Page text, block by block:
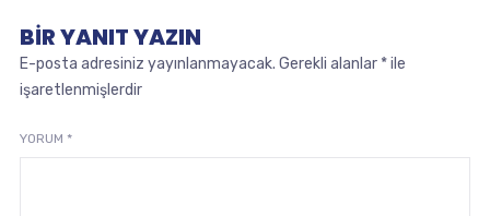
BIR YANIT YAZIN
E-posta adresiniz yayınlanmayacak. Gerekli alanlar *ile
işaretlenmişlerdir
YORUM *